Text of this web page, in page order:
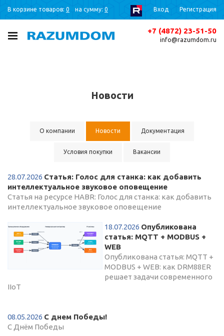
В корзине товаров: 0 на сумму: 0 Вход Регистрация
+7 (4872) 23-51-50
info@razumdom.ru
Новости
О компании Новости Документация
Условия покупки Вакансии
28.07.2026 Статья: Голос для станка: как добавить
интеллектуальное звуковое оповещение
Статья на ресурсе HABR: Голос для станка: как добавить
интеллектуальное звуковое оповещение
18.07.2026 Опубликована
статья: MQTT + MODBUS +
WEB
Опубликована статья: MQTT +
MODBUS + WEB: как DRM88ER
решает задачи современного
IIoT
08.05.2026 С днем Победы!
С Днём Победы